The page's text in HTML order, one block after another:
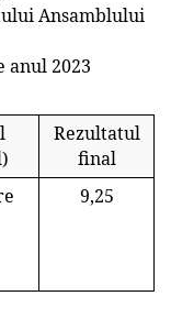
Ansamblului
anul 2023
Rezultatul
final
9,25